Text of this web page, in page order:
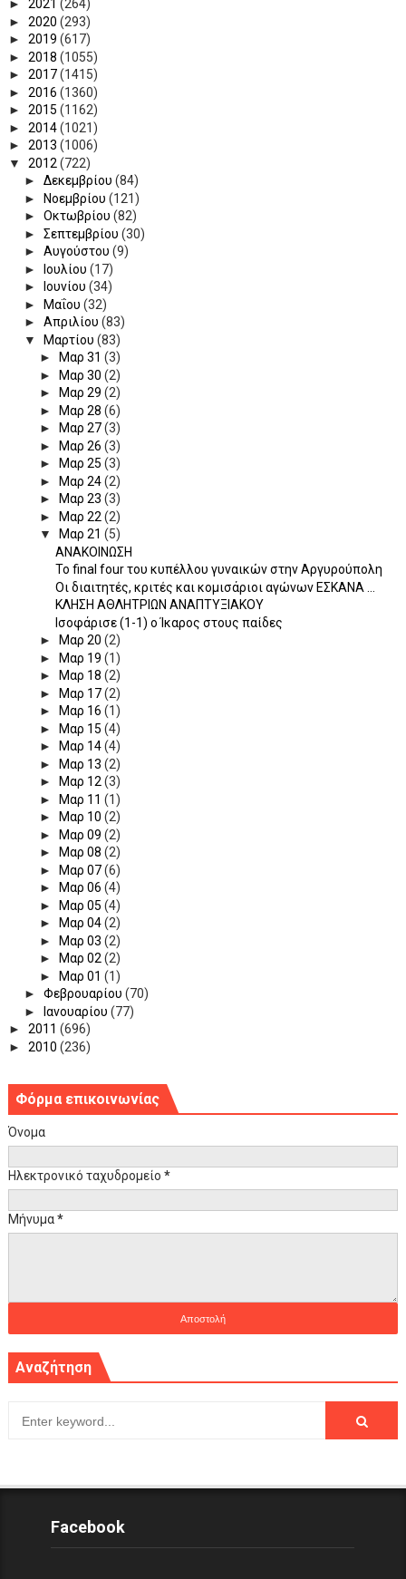
► 2021 (264)
► 2020 (293)
► 2019 (617)
► 2018 (1055)
► 2017(1415)
► 2016 (1360)
► 2015 (1162)
► 2014(1021)
► 2013 (1006)
▼ 2012 (722)
► Δεκεμβρίου (84)
►
Νοεμβρίου (121)
► Οκτωβρίου (82)
► Σεπτεμβρίου (30)
► Αυγούστου (9)
►
Ιουλίου (17)
►
Ιουνίου (34)
►
Μαΐου (32)
► Απριλίου (83)
▼
Μαρτίου (83)
►
Μαρ 31 (3)
►
Μαρ 30 (2)
►
Μαρ 29 (2)
►
Μαρ 28 (6)
►
Μαρ 27(3)
►
Μαρ 26 (3)
►
Μαρ 25 (3)
►
Μαρ 24(2)
►
Μαρ 23 (3)
►
Μαρ 22 (2)
▼
Μαρ 21 (5)
ΑΝΑΚΟΙΝΩΣΗ
To final four του κυπέλλου γυναικών στην Αργυρούπολη
Οι διαιτητές, κριτές και κομισάριοι αγώνων ΕΣΚΑΝΑ ...
ΚΛΗΣΗ ΑΘΛΗΤΡΙΩΝ ΑΝΑΠΤΥΞΙΑΚΟΥ
Ισoφάρισε (1-1) ο Ίκαρος στους παίδες
►
Μαρ 20 (2)
►
Μαρ 19 (1)
►
Μαρ 18 (2)
►
Μαρ 17(2)
►
Μαρ 16 (1)
►
Μαρ 15 (4)
►
Μαρ 14(4)
►
Μαρ 13 (2)
►
Μαρ 12(3)
►
Μαρ 11 (1)
►
Μαρ 10 (2)
►
Μαρ 09 (2)
►
Μαρ 08 (2)
►
Μαρ 07(6)
►
Μαρ 06 (4)
►
Μαρ 05 (4)
►
Μαρ 04(2)
►
Μαρ 03 (2)
►
Μαρ 02(2)
►
Μαρ 01 (1)
► Φεβρουαρίου (70)
►
Ιανουαρίου (77)
► 2011 (696)
► 2010 (236)
Φόρμα επικοινωνίας
Όνομα
Ηλεκτρονικό ταχυδρομείο *
Μήνυμα*
Αναζήτηση
Facebook